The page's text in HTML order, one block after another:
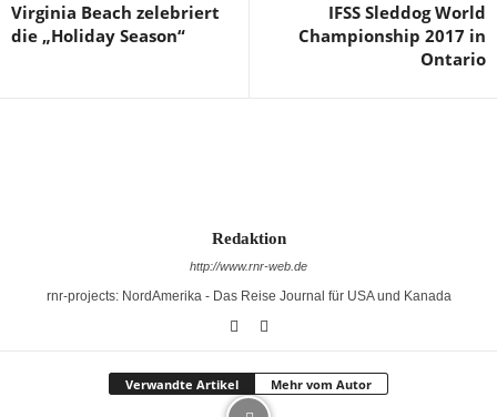
Virginia Beach zelebriert
die „Holiday Season“
IFSS Sleddog World
Championship 2017 in
Ontario
Redaktion
http://www.rnr-web.de
rnr-projects: NordAmerika - Das Reise Journal für USA und Kanada
Verwandte Artikel Mehr vom Autor